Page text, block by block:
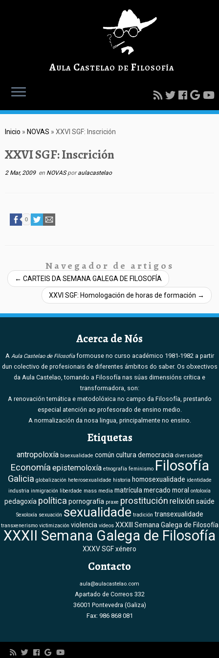
Aula Castelao de Filosofía
Inicio » NOVAS » XXVI SGF: Inscrición
XXVI SGF: Inscrición
2 Mar, 2009en NOVASporaulacastelao
0
Navegador de artigos
← CARTEIS DA SEMANA GALEGA DE FILOSOFÍA
XXVI SGF: Homologación de horas de formación →
Acerca de Nós
A Aula Castelao de Filosofíaformouse no curso académico 1981-1982 a partir
dun colectivo de profesionais de diferentes ámbitos do saber. Os obxectivos
da Aula Castelao, tomando a Filosofía nas súas dimensións crítica e
transformadora, son:
A renovación temática e metodolóxica no campo da Filosofía, prestando
especial atención ao profesorado de ensino medio.
A normalización da nosa lingua, principalmente no ensino.
Etiquetas
antropoloxía bisexualidade común cultura democracia diversidade
Economía epistemoloxía etnografía feminismo Filosofía
Galicia globalización heterosexualidade historia homosexualidade identidade
industria inmigración liberdade mass media matrícula mercado moral ontoloxía
pedagoxía política pornografía praxe prostitución relixiónsaúde
Sexoloxía sexuación sexualidade tradición transexualidade
transxenerismo victimización violencia vídeos XXXIII Semana Galega de Filosofía
XXXII Semana Galega de Filosofía
XXXV SGFxénero
Contacto
aula@aulacastelao.com
Apartado de Correos 332
36001 Pontevedra (Galiza)
Fax: 986 868 081